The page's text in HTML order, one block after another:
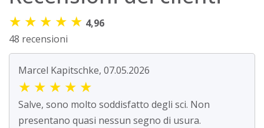
★ ★ ★ ★ ★ 4,96
48 recensioni
Marcel Kapitschke, 07.05.2026
★ ★ ★ ★ ★
Salve, sono molto soddisfatto degli sci. Non
presentano quasi nessun segno di usura.